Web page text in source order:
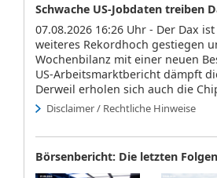
Schwache US-Jobdaten treiben
07.08.2026 16:26 Uhr - Der Dax
weiteres Rekordhoch gestiegen
Wochenbilanz mit einer neuen
US-Arbeitsmarktbericht dämpft
Derweil erholen sich auch die
Disclaimer / Rechtliche Hinweise
Börsenbericht: Die letzten Folgen